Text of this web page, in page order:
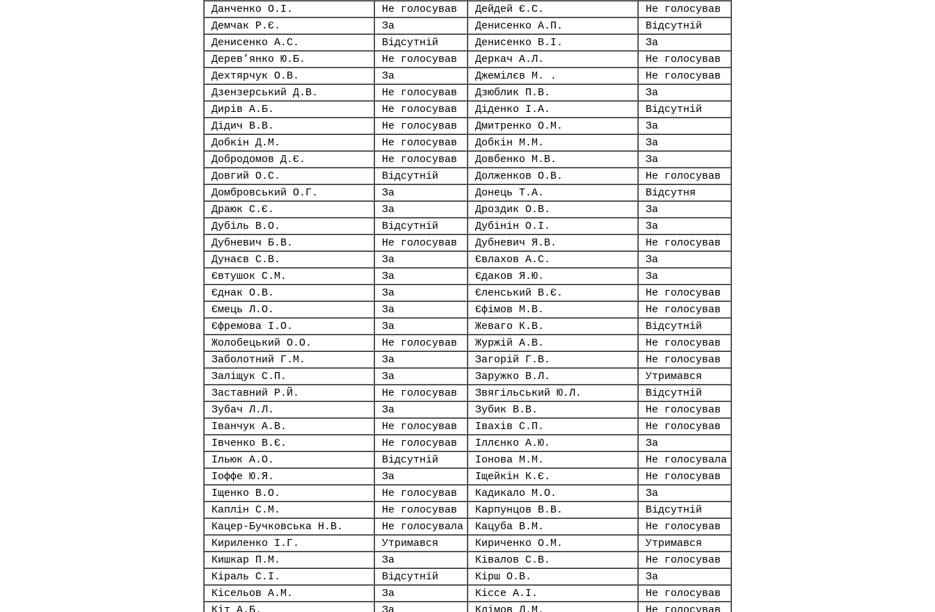
Данченко О.І.
Не голосував Дейдей Є.С.
Не голосував
Демчак Р.Є.
За Денисенко А.П.
Відсутній
Денисенко А.С.
Відсутній Денисенко В.І.
За
Дерев’янко Ю.Б.
Не голосував Деркач А.Л.
Не голосував
Дехтярчук О.В.
За Джемілєв М. .
Не голосував
Дзензерський Д.В.
Не голосував Дзюблик П.В.
За
Дирів А.Б.
Не голосував Діденко І.А.
Відсутній
Дідич В.В.
Не голосував Дмитренко О.М.
За
Добкін Д.М.
Не голосував Добкін М.М.
За
Добродомов Д.Є.
Не голосував Довбенко М.В.
За
Довгий О.С.
Відсутній Долженков О.В.
Не голосував
Домбровський О.Г.
За Донець Т.А.
Відсутня
Драюк С.Є.
За Дроздик О.В.
За
Дубіль В.О.
Відсутній Дубінін О.І.
За
Дубневич Б.В.
Не голосував Дубневич Я.В.
Не голосував
Дунаєв С.В.
За Євлахов А.С.
За
Євтушок С.М.
За Єдаков Я.Ю.
За
Єднак О.В.
За Єленський В.Є.
Не голосував
Ємець Л.О.
За Єфімов М.В.
Не голосував
Єфремова І.О.
За Жеваго К.В.
Відсутній
Жолобецький О.О.
Не голосував Журжій А.В.
Не голосував
Заболотний Г.М.
За Загорій Г.В.
Не голосував
Заліщук С.П.
За Заружко В.Л.
Утримався
Заставний Р.Й.
Не голосував Звягільський Ю.Л.
Відсутній
Зубач Л.Л.
За Зубик В.В.
Не голосував
Іванчук А.В.
Не голосував Івахів С.П.
Не голосував
Івченко В.Є.
Не голосував Іллєнко А.Ю.
За
Ільюк А.О.
Відсутній Іонова М.М.
Не голосувала
Іоффе Ю.Я.
За Іщейкін К.Є.
Не голосував
Іщенко В.О.
Не голосував Кадикало М.О.
За
Каплін С.М.
Не голосував Карпунцов В.В.
Відсутній
Кацер-Бучковська Н.В.
Не голосувала Кацуба В.М.
Не голосував
Кириленко І.Г.
Утримався Кириченко О.М.
Утримався
Кишкар П.М.
За Ківалов С.В.
Не голосував
Кіраль С.І.
Відсутній Кірш О.В.
За
Кісельов А.М.
За Кіссе А.І.
Не голосував